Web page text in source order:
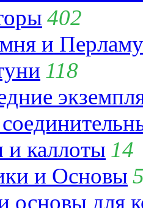
402
и
118
каллоты 14
и Основы
основы для